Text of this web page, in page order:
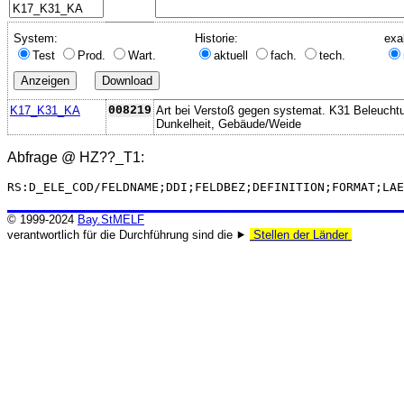
System:
Test
Prod. Wart.
Historie:
aktuell
fach. tech.
K17_K31_KA 008219 Art bei Verstoß gegen systemat. K31
Dunkelheit, Gebäude/Weide
Abfrage @ HZ??_T1:
RS:D_ELE_COD/
© 1999-2024 Bay.StMELF
verantwortlich für die Durchführung sind die ⯈
Stellen der Länder